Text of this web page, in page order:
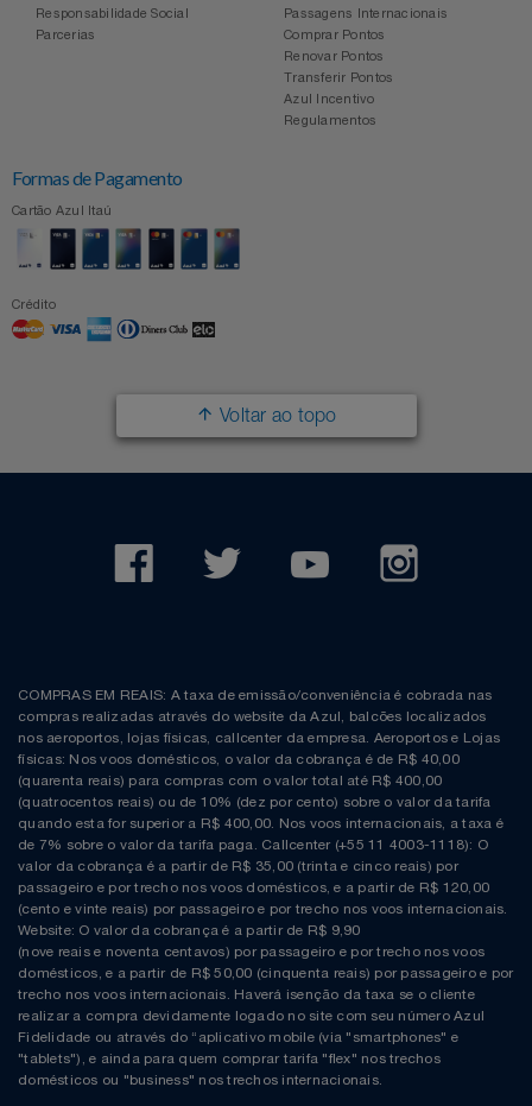
Responsabilidade Social
Parcerias
Passagens Internacionais
Comprar Pontos
Renovar Pontos
Transferir Pontos
Azul Incentivo
Regulamentos
Formas de Pagamento
Cartão Azul Itaú
Crédito
Voltar ao topo
COMPRAS EM REAIS: A taxa de emissão/conveniência é cobrada nas
compras realizadas através do website da Azul, balcões localizados
nos aeroportos, lojas físicas, callcenter da empresa. Aeroportos e Lojas
físicas: Nos voos domésticos, o valor da cobrança é de R$ 40,00
(quarenta reais) para compras com o valor total até R$ 400,00
(quatrocentos reais) ou de 10% (dez por cento) sobre o valor da tarifa
quando esta for superior a R$ 400,00. Nos voos internacionais, a taxa é
de 7% sobre o valor da tarifa paga. Callcenter (+55 11 4003-1118): O
valor da cobrança é a partir de R$ 35,00 (trinta e cinco reais) por
passageiro e por trecho nos voos domésticos, e a partir de R$ 120,00
(cento e vinte reais) por passageiro e por trecho nos voos internacionais.
Website: O valor da cobrança é a partir de R$ 9,90
(nove reais e noventa centavos) por passageiro e por trecho nos voos
domésticos, e a partir de R$ 50,00 (cinquenta reais) por passageiro e por
trecho nos voos internacionais. Haverá isenção da taxa se o cliente
realizar a compra devidamente logado no site com seu número Azul
Fidelidade ou através do “aplicativo mobile (via "smartphones" e
"tablets"), e ainda para quem comprar tarifa "flex" nos trechos
domésticos ou "business" nos trechos internacionais.